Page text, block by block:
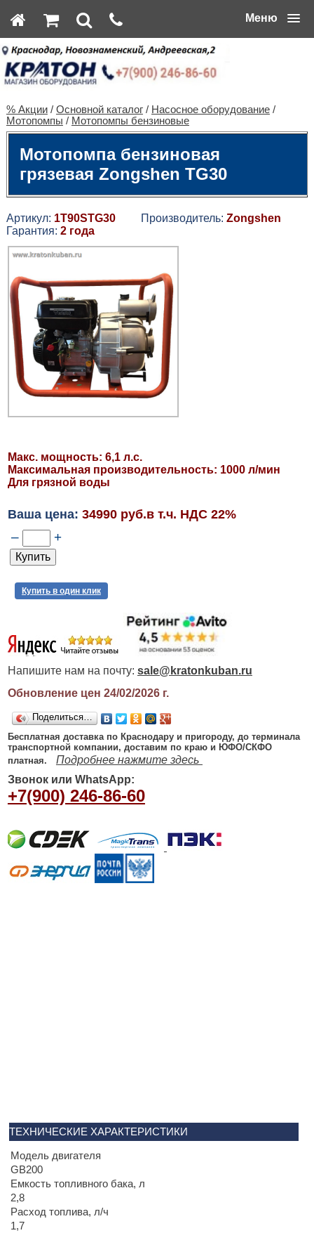
Меню
% Акции/ Основной каталог/ Насосное оборудование/
Мотопомпы / Мотопомпы бензиновые
Мотопомпа бензиновая
грязевая Zongshen TG30
Артикул: 1T90STG30Производитель: Zongshen
Гарантия: 2 года
Макс. мощность: 6,1 л.с.
Максимальная производительность: 1000 л/мин
Для грязной воды
Ваша цена: 34990 руб.в т.ч. НДС 22%
– +
Купить в один клик
Напишите нам на почту: sale@kratonkuban.ru
Обновление цен 24/02/2026г.
Поделиться…
Бесплатная доставка по Краснодару и пригороду, до терминала
транспортной компании, доставим по краю и ЮФО/СКФО
платная.
Подробнее нажмите здесь
Звонок или WhatsApp:
+7(900) 246-86-60
ТЕХНИЧЕСКИЕ ХАРАКТЕРИСТИКИ
Модель двигателя
GB200
Емкость топливного бака, л
2,8
Расход топлива, л/ч
1,7